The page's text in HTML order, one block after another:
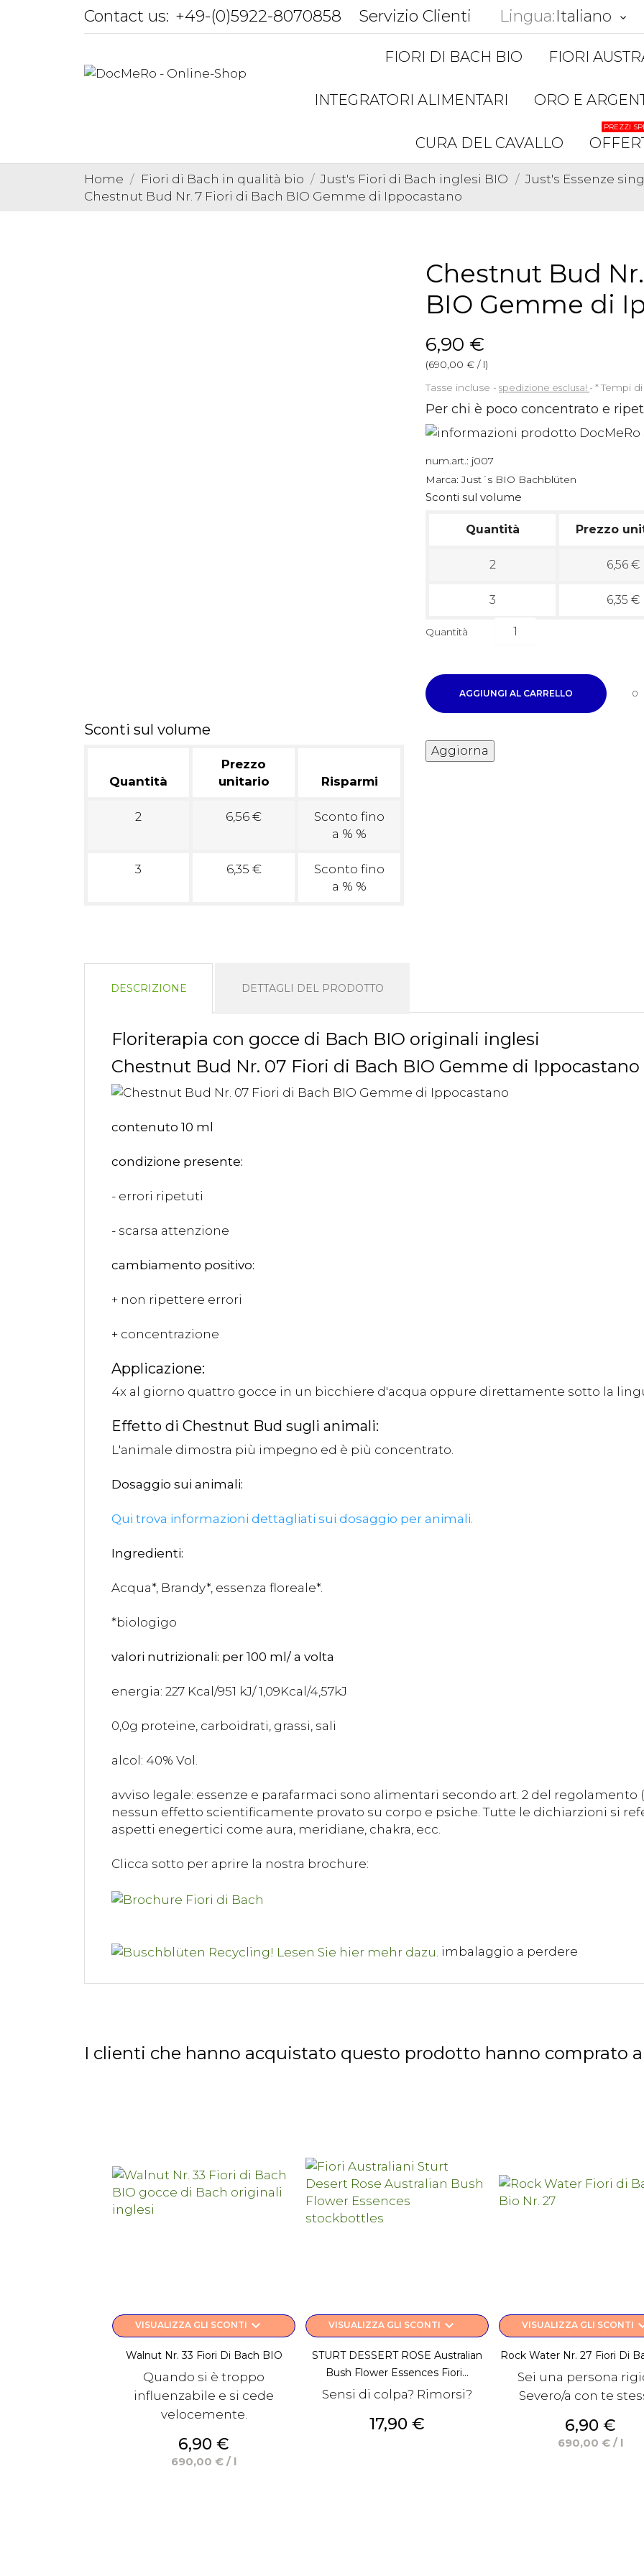
Contact us: +49-(0)5922-8070858 Servizio Clienti Lingua:Italiano keyboard_arrow_down
FIORI DI BACH BIO FIORI
INTEGRATORI ALIMENTARI ORO E
CURA DEL CAVALLO
PREZZI
Home Fiori di Bach in qualità bio Just's Fiori di Bach inglesi BIO
Just's Essenze
Chestnut Bud Nr. 7 Fiori di Bach BIO Gemme di Ippocastano
Sconti sul volume
Quantità
Prezzo
unitario
Risparmi
2 6,56 €
Sconto fino
a % %
3 6,35 €
Sconto fino
a % %
Chestnut Bud
BIO Gemme di
6,90 €
(690,00 € / l)
Tasse incluse
spedizione esclusa! *Tempi
Per chi è poco concentrato e
num.art.: j007
Marca: Just´s BIO Bachblüten
Sconti sul volume
Quantità Prezzo
2 6,56 €
3 6,35 €
Quantità
AGGIUNGI AL CARRELLO 0
DESCRIZIONE DETTAGLI DEL PRODOTTO
Floriterapia con gocce di Bach BIO originali inglesi
Chestnut Bud Nr. 07 Fiori di Bach BIO Gemme di Ippocastano
contenuto 10 ml
condizione presente:
- errori ripetuti
- scarsa attenzione
cambiamento positivo:
+ non ripettere errori
+ concentrazione
Applicazione:
4x al giorno quattro gocce in un bicchiere d'acqua oppure direttamente sotto la
Effetto di Chestnut Bud sugli animali:
L'animale dimostra più impegno ed è più concentrato.
Dosaggio sui animali:
Qui trova informazioni dettagliati sui dosaggio per animali.
Ingredienti:
Acqua*, Brandy*, essenza floreale*.
*biologigo
valori nutrizionali: per 100 ml/ a volta
energia: 227 Kcal/951 kJ/ 1,09Kcal/4,57kJ
0,0g proteine, carboidrati, grassi, sali
alcol: 40% Vol.
avviso legale: essenze e parafarmaci sono alimentari secondo art. 2 del regolamento
nessun effetto scientificamente provato su corpo e psiche. Tutte le dichiarzioni si
aspetti enegertici come aura, meridiane, chakra, ecc.
Clicca sotto per aprire la nostra brochure:
imbalaggio a perdere
I clienti che hanno acquistato questo prodotto hanno comprato
VISUALIZZA GLI SCONTI keyboard_arrow_down
Walnut Nr. 33 Fiori Di Bach BIO
Quando si è troppo
influenzabile e si cede
velocemente.
Prezzo
6,90 €
690,00 € / l
VISUALIZZA GLI SCONTI keyboard_arrow_down
STURT DESSERT ROSE Australian
Bush Flower Essences Fiori...
Sensi di colpa? Rimorsi?
Prezzo
17,90 €
VISUALIZZA GLI SCONTI
Rock Water Nr. 27 Fiori Di
Sei una persona
Severo/a con te
Prezzo
6,90 €
690,00 € / l